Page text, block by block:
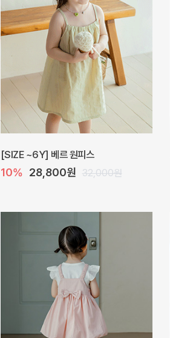
[SIZE ~6Y] 베르 원피스
10% 28,800원 32,000원